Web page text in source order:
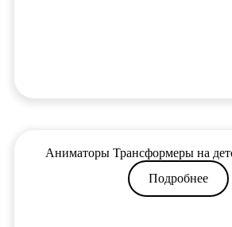
Аниматоры Трансформеры на
Подробнее